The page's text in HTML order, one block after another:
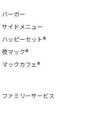
バーガー
サイドメニュー
ハッピーセット®
夜マック®
マックカフェ®
ファミリーサービス